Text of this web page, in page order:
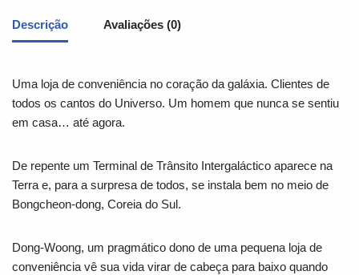
Descrição Avaliações (0)
Uma loja de conveniência no coração da galáxia. Clientes de
todos os cantos do Universo. Um homem que nunca se sentiu
em casa… até agora.
De repente um Terminal de Trânsito Intergaláctico aparece na
Terra e, para a surpresa de todos, se instala bem no meio de
Bongcheon-dong, Coreia do Sul.
Dong-Woong, um pragmático dono de uma pequena loja de
conveniência vê sua vida virar de cabeça para baixo quando